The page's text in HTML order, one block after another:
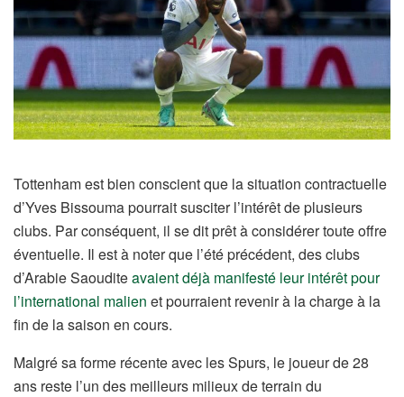
Tottenham est bien conscient que la situation contractuelle
d’Yves Bissouma pourrait susciter l’intérêt de plusieurs
clubs. Par conséquent, il se dit prêt à considérer toute offre
éventuelle. Il est à noter que l’été précédent, des clubs
d’Arabie Saouditeavaient déjà manifesté leur intérêt pour
l’international malien et pourraient revenir à la charge à la
fin de la saison en cours.
Malgré sa forme récente avec les Spurs, le joueur de 28
ans reste l’un des meilleurs milieux de terrain du